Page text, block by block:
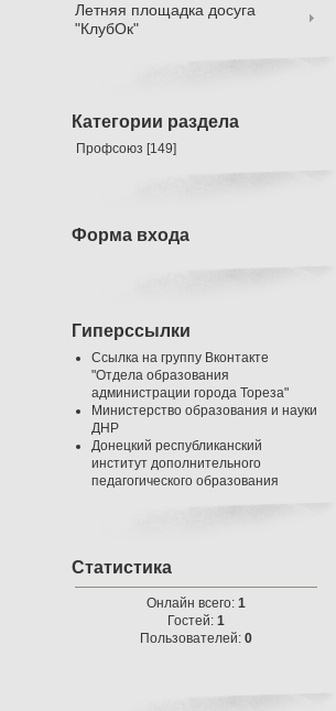
Летняя площадка досуга
"КлубОк"
Категории раздела
Профсоюз [149]
Форма входа
Гиперссылки
Ссылка на группу Вконтакте
"Отдела образования
администрации города Тореза"
Министерство образования и науки
ДНР
Донецкий республиканский
институт дополнительного
педагогического образования
Статистика
Онлайн всего: 1
Гостей: 1
Пользователей: 0